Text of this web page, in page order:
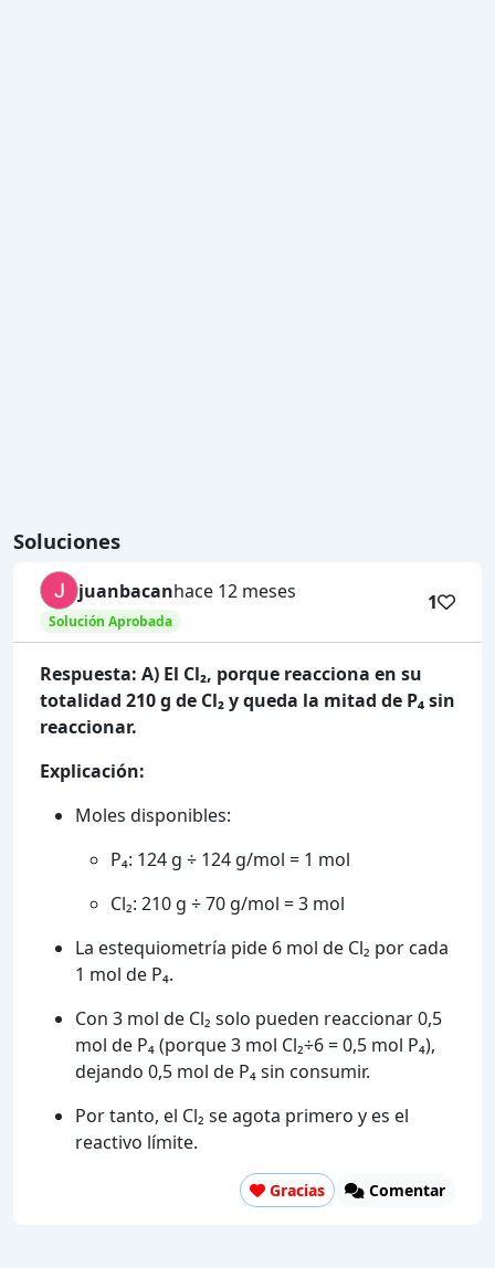
Soluciones
juanbacanhace 12 meses
Solución Aprobada
1
Respuesta: A) El Cl₂, porque reacciona en su
totalidad 210 g de Cl₂ y queda la mitad de P₄ sin
reaccionar.
Explicación:
Moles disponibles:
P₄: 124 g ÷ 124 g/mol = 1 mol
Cl₂: 210 g ÷ 70 g/mol = 3 mol
La estequiometría pide 6 mol de Cl₂ por cada
1 mol de P₄.
Con 3 mol de Cl₂ solo pueden reaccionar 0,5
mol de P₄ (porque 3 mol Cl₂÷6 = 0,5 mol P₄),
dejando 0,5 mol de P₄ sin consumir.
Por tanto, el Cl₂ se agota primero y es el
reactivo límite.
Gracias Comentar